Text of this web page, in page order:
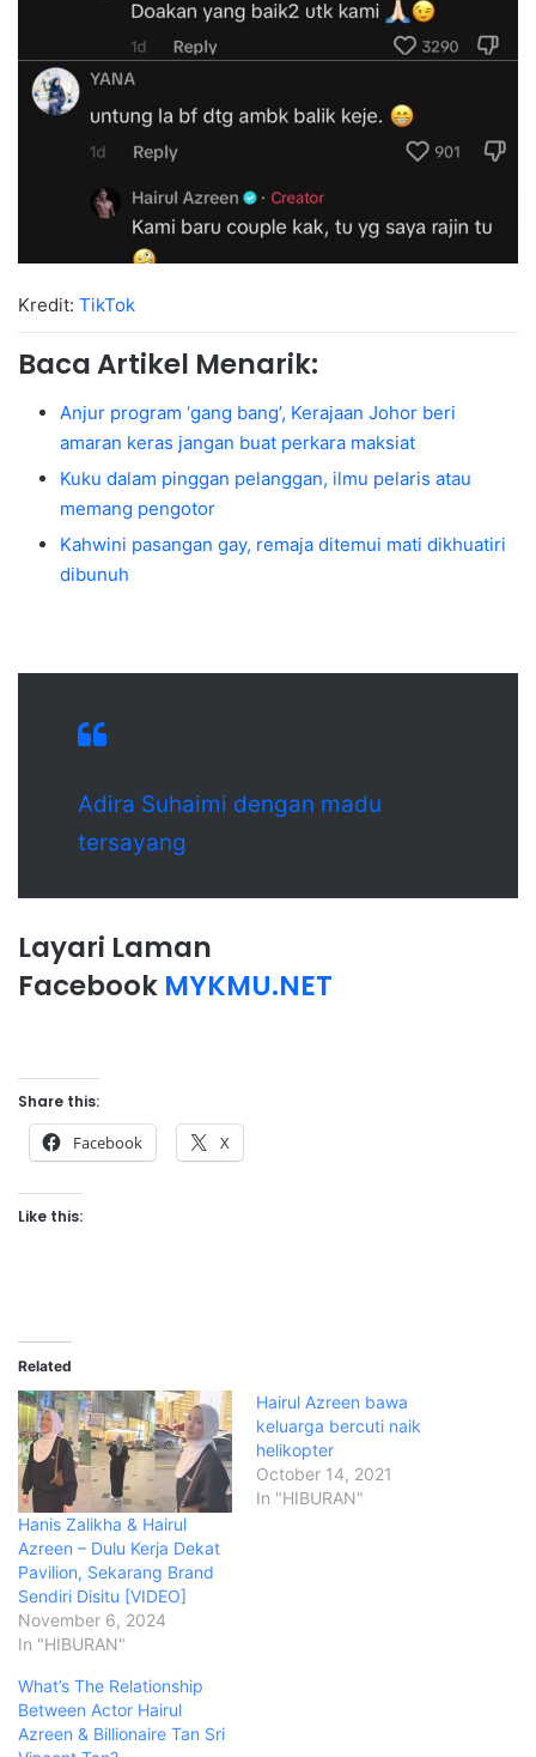
Kredit: TikTok
Baca Artikel Menarik:
Anjur program ‘gang bang’, Kerajaan Johor beri
amaran keras jangan buat perkara maksiat
Kuku dalam pinggan pelanggan, ilmu pelaris atau
memang pengotor
Kahwini pasangan gay, remaja ditemui mati dikhuatiri
dibunuh
Adira Suhaimi dengan madu
tersayang
Layari Laman
Facebook MYKMU.NET
Share this:
Facebook X
Like this:
Related
Hanis Zalikha & Hairul
Azreen – Dulu Kerja Dekat
Pavilion, Sekarang Brand
Sendiri Disitu [VIDEO]
November 6, 2024
In "HIBURAN"
Hairul Azreen bawa
keluarga bercuti naik
helikopter
October 14, 2021
In "HIBURAN"
What’s The Relationship
Between Actor Hairul
Azreen & Billionaire Tan Sri